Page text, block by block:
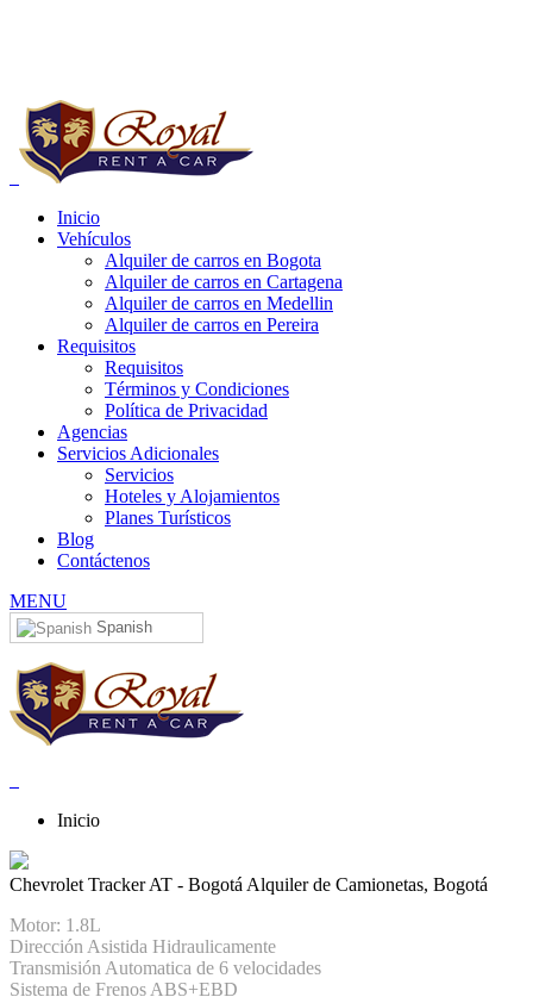
bogota precios, alquiler de carros bogota para uber, alquiler de
Inicio
Vehículos
Alquiler de carros en Bogota
Alquiler de carros en Cartagena
Alquiler de carros en Medellin
Alquiler de carros en Pereira
Requisitos
Requisitos
Términos y Condiciones
Política de Privacidad
Agencias
Servicios Adicionales
Servicios
Hoteles y Alojamientos
Planes Turísticos
Blog
Contáctenos
MENU
Spanish
Inicio
Chevrolet Tracker AT - Bogotá Alquiler de Camionetas, Bogotá
Motor: 1.8L
Dirección Asistida Hidraulicamente
Transmisión Automatica de 6 velocidades
Sistema de Frenos ABS+EBD